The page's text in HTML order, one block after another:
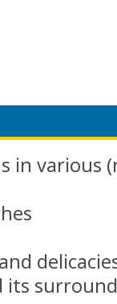
in various
its